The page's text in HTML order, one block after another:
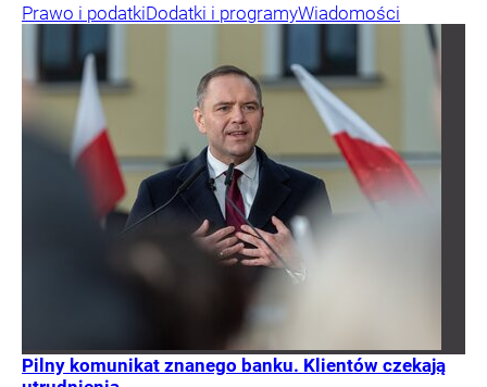
Prawo i podatkiDodatki i programyWiadomości
Pilny komunikat znanego banku. Klientów czekają